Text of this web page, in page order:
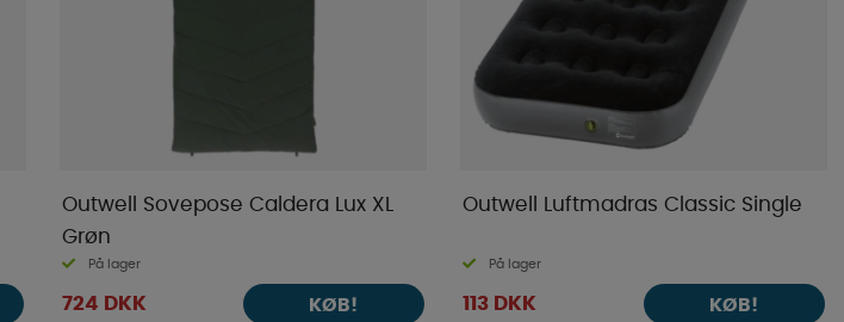
Outwell Sovepose Caldera Lux XL
Grøn
På lager
724 DKK KØB!
Outwell Luftmadras Classic Single
På lager
113 DKK KØB!